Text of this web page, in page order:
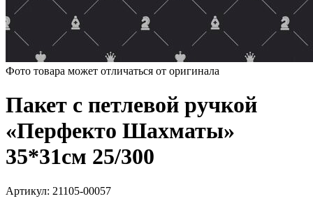
Фото товара может отличаться от оригинала
Пакет с петлевой ручкой
«Перфекто Шахматы»
35*31см 25/300
Артикул: 21105-00057